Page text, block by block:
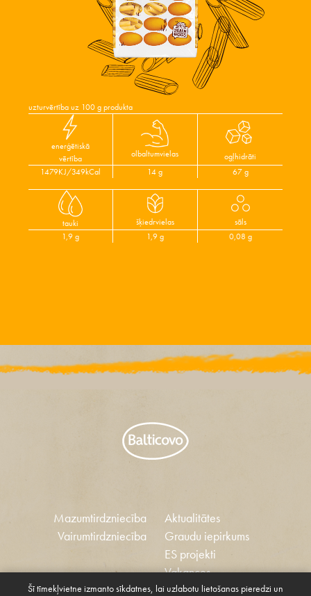
uzturvērtība uz 100 g produkta
enerģētiskā
vērtība
olbaltumvielas
ogļhidrāti
1479KJ/349kCal
14 g 67 g
tauki šķiedrvielas
sāls
1,9 g
1,9 g 0,08 g
Mazumtirdzniecība
Vairumtirdzniecība
Aktualitātes
Graudu iepirkums
ES projekti
Vakances
Ētikas kodekss
Šī tīmekļvietne izmanto sīkdatnes, lai uzlabotu lietošanas pieredzi un